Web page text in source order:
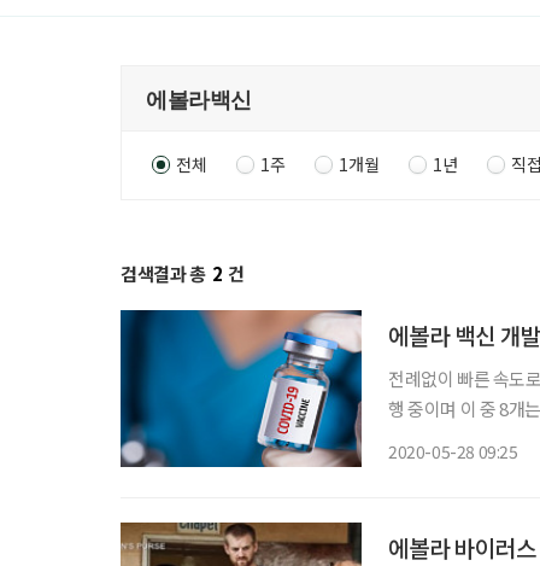
전체 1주 1개월 1년 직
검색결과 총 2 건
에볼라 백신 개
전례없이 빠른 속도
행 중이며 이 중 8개
2020-05-28 09:25
에볼라 바이러